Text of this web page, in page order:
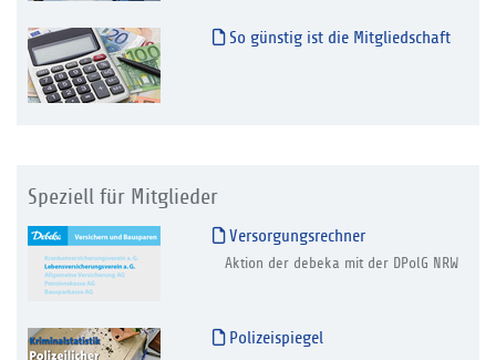
So günstig ist die Mitgliedschaft
Speziell für Mitglieder
Versorgungsrechner
Aktion der debeka mit der DPolG NRW
Polizeispiegel